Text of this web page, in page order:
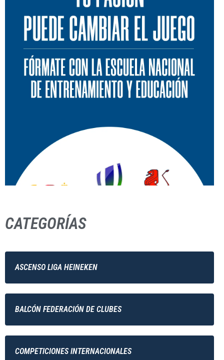
CATEGORÍAS
ASCENSO LIGA HEINEKEN
BALCÓN FEDERACIÓN DE CLUBES
COMPETICIONES INTERNACIONALES